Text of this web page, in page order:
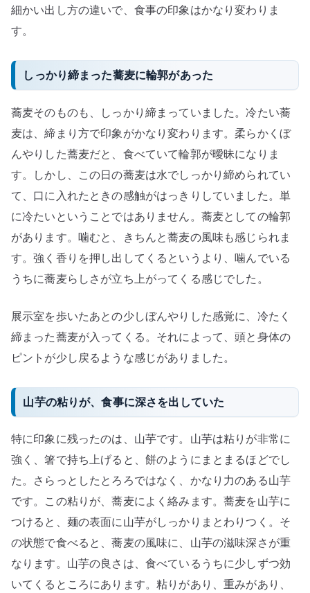
細かい出し方の違いで、食事の印象はかなり変わりま
す。
しっかり締まった蕎麦に輪郭があった
蕎麦そのものも、しっかり締まっていました。冷たい蕎
麦は、締まり方で印象がかなり変わります。柔らかくぼ
んやりした蕎麦だと、食べていて輪郭が曖昧になりま
す。しかし、この日の蕎麦は水でしっかり締められてい
て、口に入れたときの感触がはっきりしていました。単
に冷たいということではありません。蕎麦としての輪郭
があります。噛むと、きちんと蕎麦の風味も感じられま
す。強く香りを押し出してくるというより、噛んでいる
うちに蕎麦らしさが立ち上がってくる感じでした。
展示室を歩いたあとの少しぼんやりした感覚に、冷たく
締まった蕎麦が入ってくる。それによって、頭と身体の
ピントが少し戻るような感じがありました。
山芋の粘りが、食事に深さを出していた
特に印象に残ったのは、山芋です。山芋は粘りが非常に
強く、箸で持ち上げると、餅のようにまとまるほどでし
た。さらっとしたとろろではなく、かなり力のある山芋
です。この粘りが、蕎麦によく絡みます。蕎麦を山芋に
つけると、麺の表面に山芋がしっかりまとわりつく。そ
の状態で食べると、蕎麦の風味に、山芋の滋味深さが重
なります。山芋の良さは、食べているうちに少しずつ効
いてくるところにあります。粘りがあり、重みがあり、